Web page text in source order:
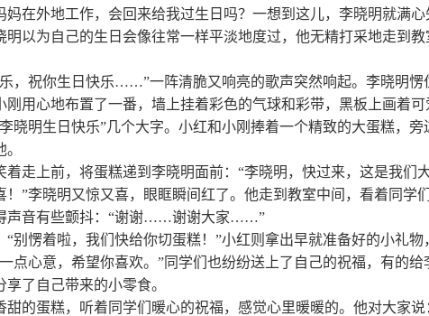
妈在外地工作，会回来给我过生日吗？一想到这儿，李晓明就满心
明以为自己的生日会像往常一样平淡地度过，他无精打采地走到教
，祝你生日快乐……”一阵清脆又响亮的歌声突然响起。李晓明愣
刚用心地布置了一番，墙上挂着彩色的气球和彩带，黑板上画着
晓明生日快乐”几个大字。小红和小刚捧着一个精致的大蛋糕，旁
着走上前，将蛋糕递到李晓明面前：“李晓明，快过来，这是我们
！”李晓明又惊又喜，眼眶瞬间红了。他走到教室中间，看着同学
声音有些颤抖：“谢谢……谢谢大家……”
“别愣着啦，我们快给你切蛋糕！”小红则拿出早就准备好的小礼物
点心意，希望你喜欢。”同学们也纷纷送上了自己的祝福，有的给
了自己带来的小零食。
甜的蛋糕，听着同学们暖心的祝福，感觉心里暖暖的。他对大家说